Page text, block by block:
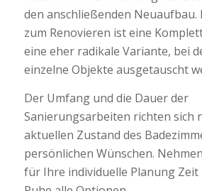
den anschließenden Neuaufbau.
zum Renovieren ist eine
eine eher radikale Variante, bei
einzelne Objekte ausgetauscht
Der Umfang und die Dauer der
Sanierungsarbeiten richten sich
aktuellen Zustand des
persönlichen Wünschen.
für Ihre individuelle Planung Zeit